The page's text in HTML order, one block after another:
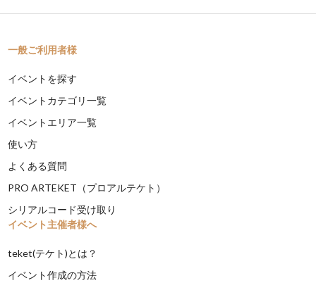
一般ご利用者様
イベントを探す
イベントカテゴリ一覧
イベントエリア一覧
使い方
よくある質問
PRO ARTEKET（プロアルテケト）
シリアルコード受け取り
イベント主催者様へ
teket(テケト)とは？
イベント作成の方法